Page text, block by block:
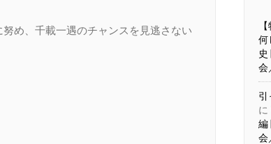
め、千載一遇のチャンスを見逃さない
何
会
引
に
編
会